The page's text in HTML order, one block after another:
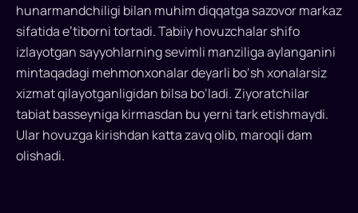
hunarmandchiligi bilan muhim diqqatga sazovor markaz
sifatida eʼtiborni tortadi. Tabiiy hovuzchalar shifo
izlayotgan sayyohlarning sevimli manziliga aylanganini
mintaqadagi mehmonxonalar deyarli bo‘sh xonalarsiz
xizmat qilayotganligidan bilsa bo‘ladi. Ziyoratchilar
tabiat basseyniga kirmasdan bu yerni tark etishmaydi.
Ular hovuzga kirishdan katta zavq olib, maroqli dam
olishadi.